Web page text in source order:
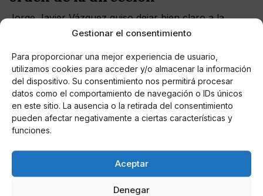
Gestionar el consentimiento
Para proporcionar una mejor experiencia de usuario,
utilizamos cookies para acceder y/o almacenar la información
del dispositivo. Su consentimiento nos permitirá procesar
datos como el comportamiento de navegación o IDs únicos
en este sitio. La ausencia o la retirada del consentimiento
pueden afectar negativamente a ciertas características y
funciones.
Aceptar
Denegar
Jorge Javier Vázquez quiso dejar bien claro a la
audiencia que Alba se había marchado porque la
que en vista de la que está liando, la directora la ha
expulsado delDeluxe.Albase ha visto obligada a salir
de las instalaciones deMediaset", matizaba el de
Badalona.
El Polígrafo de Conchita dice que
Alba Carrillo fue infiel a Santi
Burgoa y éste rompió con ella de
manera definitiva